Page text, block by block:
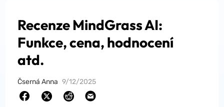
Recenze MindGrass AI:
Funkce, cena, hodnocení
atd.
Čserná Anna 9/12/2025